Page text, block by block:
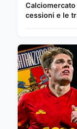
cessioni e le